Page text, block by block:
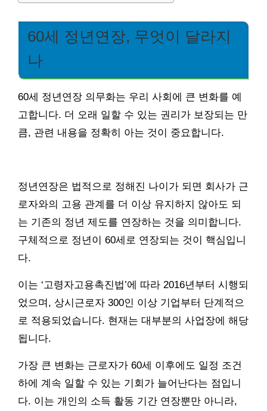
60세 정년연장, 무엇이 달라지
나
60세 정년연장 의무화는 우리 사회에 큰 변화를 예
고합니다. 더 오래 일할 수 있는 권리가 보장되는 만
큼, 관련 내용을 정확히 아는 것이 중요합니다.
정년연장은 법적으로 정해진 나이가 되면 회사가 근
로자와의 고용 관계를 더 이상 유지하지 않아도 되
는 기존의 정년 제도를 연장하는 것을 의미합니다.
구체적으로 정년이 60세로 연장되는 것이 핵심입니
다.
이는 ‘고령자고용촉진법’에 따라 2016년부터 시행되
었으며, 상시근로자 300인 이상 기업부터 단계적으
로 적용되었습니다. 현재는 대부분의 사업장에 해당
됩니다.
가장 큰 변화는 근로자가 60세 이후에도 일정 조건
하에 계속 일할 수 있는 기회가 늘어난다는 점입니
다. 이는 개인의 소득 활동 기간 연장뿐만 아니라,